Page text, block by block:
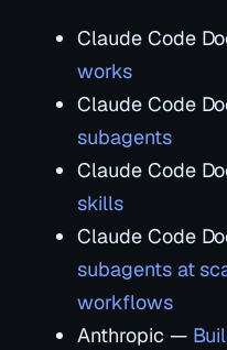
Claude Code
works
Claude Code
subagents
Claude Code
skills
Claude Code
subagents at
workflows
Anthropic —